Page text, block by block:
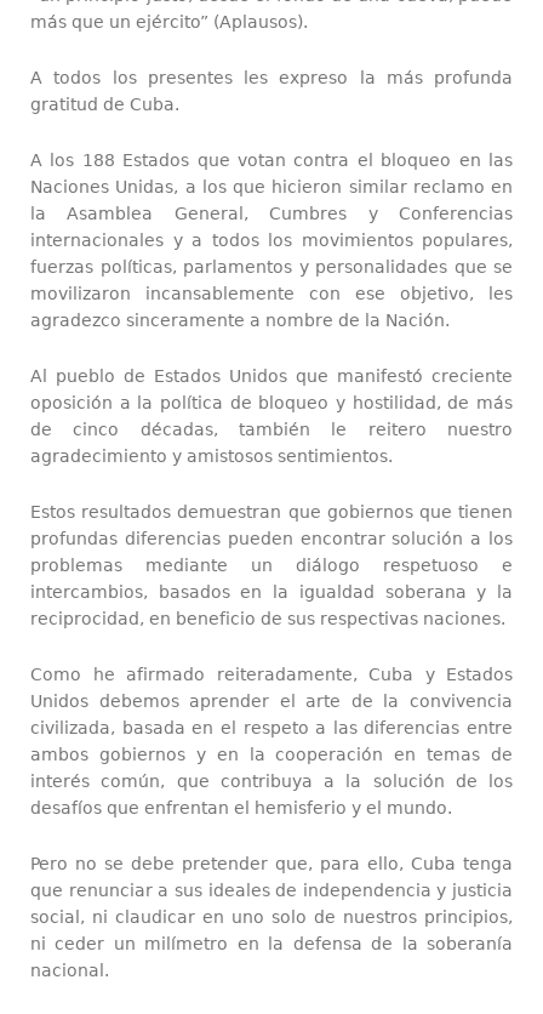
más que un ejército” (Aplausos).
A todos los presentes les expreso la más profunda
gratitud de Cuba.
A los 188 Estados que votan contra el bloqueo en las
Naciones Unidas, a los que hicieron similar reclamo en
la Asamblea General, Cumbres y Conferencias
internacionales y a todos los movimientos populares,
fuerzas políticas, parlamentos y personalidades que se
movilizaron incansablemente con ese objetivo, les
agradezco sinceramente a nombre de la Nación.
Al pueblo de Estados Unidos que manifestó creciente
oposición a la política de bloqueo y hostilidad, de más
de cinco décadas, también le reitero nuestro
agradecimiento y amistosos sentimientos.
Estos resultados demuestran que gobiernos que tienen
profundas diferencias pueden encontrar solución a los
problemas mediante un diálogo respetuoso e
intercambios, basados en la igualdad soberana y la
reciprocidad, en beneficio de sus respectivas naciones.
Como he afirmado reiteradamente, Cuba y Estados
Unidos debemos aprender el arte de la convivencia
civilizada, basada en el respeto a las diferencias entre
ambos gobiernos y en la cooperación en temas de
interés común, que contribuya a la solución de los
desafíos que enfrentan el hemisferio y el mundo.
Pero no se debe pretender que, para ello, Cuba tenga
que renunciar a sus ideales de independencia y justicia
social, ni claudicar en uno solo de nuestros principios,
ni ceder un milímetro en la defensa de la soberanía
nacional.